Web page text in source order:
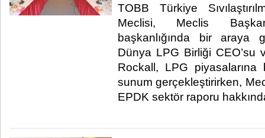
TOBB Türkiye
Meclisi, Meclis
başkanlığında bir araya
Dünya LPG Birliği CEO’su
Rockall, LPG piyasalarına
sunum gerçekleştirirken,
EPDK sektör raporu